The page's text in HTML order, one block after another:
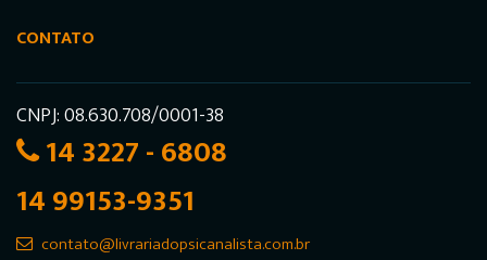
CONTATO
CNPJ: 08.630.708/0001-38
14 3227 - 6808
14 99153-9351
contato@livrariadopsicanalista.com.br